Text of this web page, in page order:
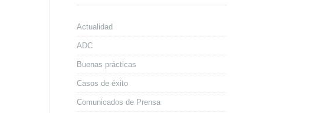
Actualidad
ADC
Buenas prácticas
Casos de éxito
Comunicados de Prensa